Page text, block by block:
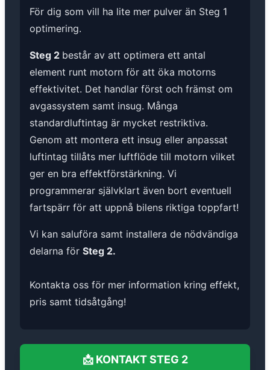
För dig som vill ha lite mer pulver än Steg 1
optimering.
Steg 2 består av att optimera ett antal
element runt motorn för att öka motorns
effektivitet. Det handlar först och främst om
avgassystem samt insug. Många
standardluftintag är mycket restriktiva.
Genom att montera ett insug eller anpassat
luftintag tillåts mer luftflöde till motorn vilket
ger en bra effektförstärkning. Vi
programmerar självklart även bort eventuell
fartspärr för att uppnå bilens riktiga toppfart!
Vi kan saluföra samt installera de nödvändiga
delarna för Steg 2.
Kontakta oss för mer information kring effekt,
pris samt tidsåtgång!
📩 KONTAKT STEG 2